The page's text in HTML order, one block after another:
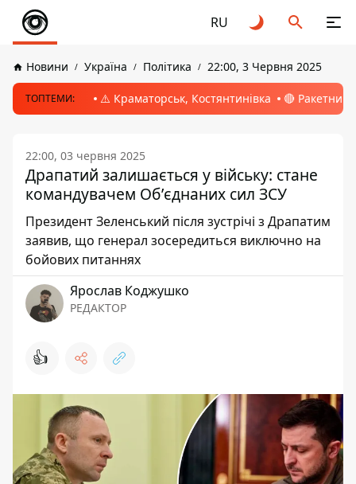
RU
Новини Україна Політика 22:00, 3 Червня 2025
ТОПТЕМИ: ⚠️ Краматорськ, Костянтинівка 🔴 Ракетний
22:00, 03 червня 2025
Драпатий залишається у війську: стане
командувачем Обʼєднаних сил ЗСУ
Президент Зеленський після зустрічі з Драпатим
заявив, що генерал зосередиться виключно на
бойових питаннях
Ярослав Коджушко
РЕДАКТОР
👍